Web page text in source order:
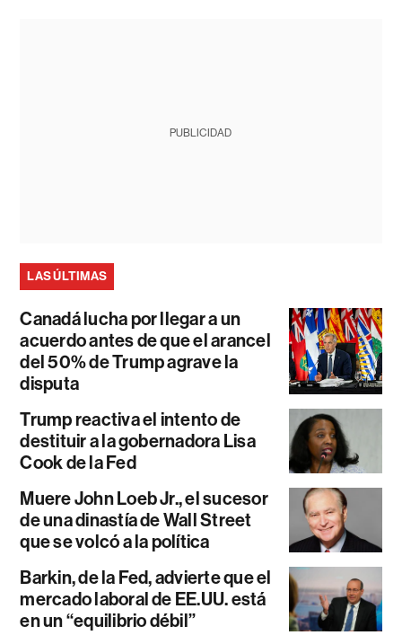
PUBLICIDAD
LAS ÚLTIMAS
Canadá lucha por llegar a un
acuerdo antes de que el arancel
del 50% de Trump agrave la
disputa
Trump reactiva el intento de
destituir a la gobernadora Lisa
Cook de la Fed
Muere John Loeb Jr., el sucesor
de una dinastía de Wall Street
que se volcó a la política
Barkin, de la Fed, advierte que el
mercado laboral de EE.UU. está
en un “equilibrio débil”